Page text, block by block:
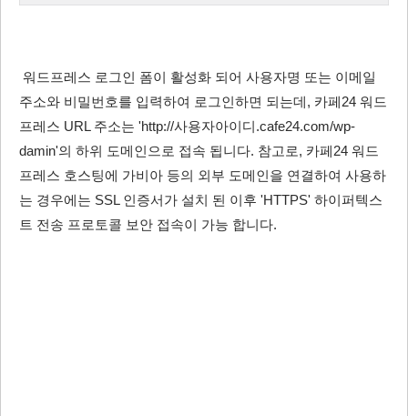
워드프레스 로그인 폼이 활성화 되어 사용자명 또는 이메일
주소와 비밀번호를 입력하여 로그인하면 되는데, 카페24 워드
프레스 URL 주소는 'http://사용자아이디.cafe24.com/wp-
damin'의 하위 도메인으로 접속 됩니다. 참고로, 카페24 워드
프레스 호스팅에 가비아 등의 외부 도메인을 연결하여 사용하
는 경우에는 SSL 인증서가 설치 된 이후 'HTTPS' 하이퍼텍스
트 전송 프로토콜 보안 접속이 가능 합니다.